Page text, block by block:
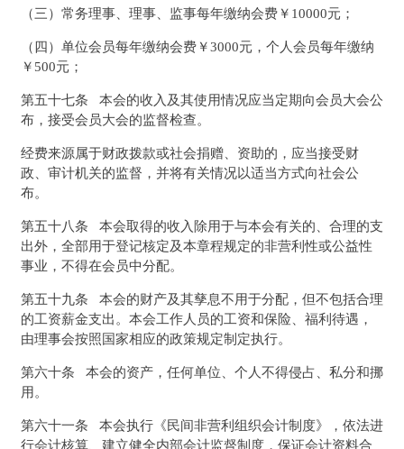
（三）常务理事、理事、监事每年缴纳会费￥10000元；
（四）单位会员每年缴纳会费￥3000元，个人会员每年缴纳
￥500元；
第五十七条 本会的收入及其使用情况应当定期向会员大会公
布，接受会员大会的监督检查。
经费来源属于财政拨款或社会捐赠、资助的，应当接受财
政、审计机关的监督，并将有关情况以适当方式向社会公
布。
第五十八条 本会取得的收入除用于与本会有关的、合理的支
出外，全部用于登记核定及本章程规定的非营利性或公益性
事业，不得在会员中分配。
第五十九条 本会的财产及其孳息不用于分配，但不包括合理
的工资薪金支出。本会工作人员的工资和保险、福利待遇，
由理事会按照国家相应的政策规定制定执行。
第六十条 本会的资产，任何单位、个人不得侵占、私分和挪
用。
第六十一条 本会执行《民间非营利组织会计制度》，依法进
行会计核算、建立健全内部会计监督制度，保证会计资料合